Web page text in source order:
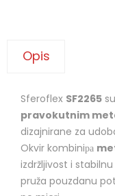
Opis
Sferoflex SF2265
pravokutnim
dizajnirane za
Okvir kombiniра
izdržljivost i
pruža pouzdanu